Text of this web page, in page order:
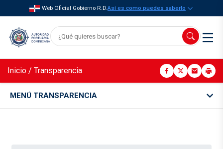
Web Oficial Gobierno R.D.Así es como puedes saberlo
Inicio / Transparencia
MENÚ TRANSPARENCIA